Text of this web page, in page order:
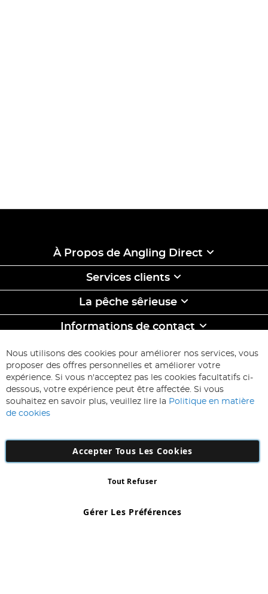
À Propos de Angling Direct
Services clients
La pêche sêrieuse
Informations de contact
ABONNEZ-VOUS & ECONOMISEZ
Inscription
à
d’information
:
Inscription
Number: 863029607
Nous utilisons des cookies pour améliorer nos services, vous
proposer des offres personnelles et améliorer votre
expérience. Si vous n'acceptez pas les cookies facultatifs ci-
dessous, votre expérience peut être affectée. Si vous
souhaitez en savoir plus, veuillez lire la Politique en matière
de cookies
Accepter Tous Les Cookies
Gérer Les Préférences
Tout Refuser